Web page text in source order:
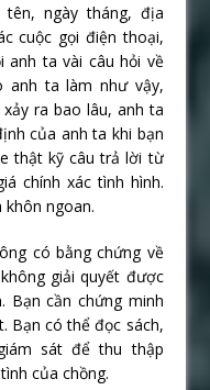
ngày tháng, địa
cuộc gọi điện thoại,
anh ta vài câu hỏi về
anh ta làm như vậy,
ra bao lâu, anh ta
của anh ta khi bạn
thật kỹ câu trả lời từ
chính xác tình hình.
ngoan.
có bằng chứng về
giải quyết được
Bạn cần chứng minh
Bạn có thể đọc sách,
sát để thu thập
của chồng.